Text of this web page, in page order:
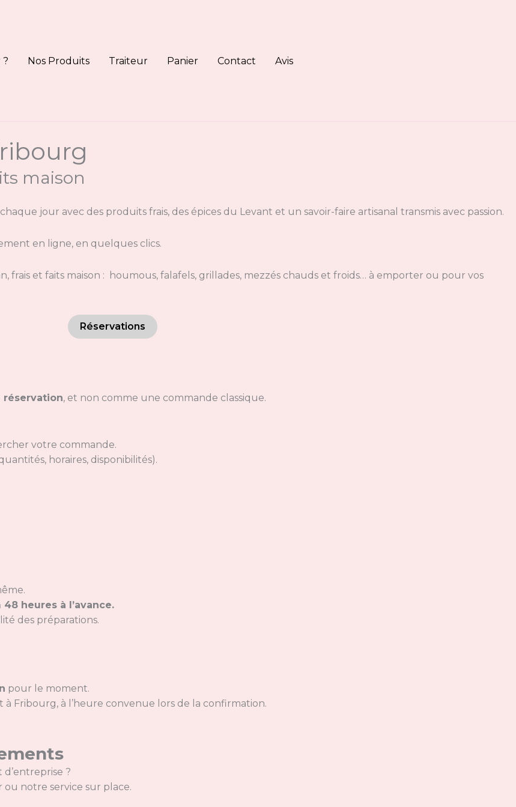
Nos Produits Traiteur Panier Contact Avis
maison
jour avec des produits frais, des épices du Levant et un savoir-faire artisanal transmis avec passion.
en ligne, en quelques clics.
frais et faits maison : houmous, falafels, grillades, mezzés chauds et froids… à emporter ou pour vos
Réservations
réservation, et non comme une commande classique.
votre commande.
horaires, disponibilités).
heures à l’avance.
des préparations.
pour le moment.
Fribourg, à l’heure convenue lors de la confirmation.
?
notre service sur place.